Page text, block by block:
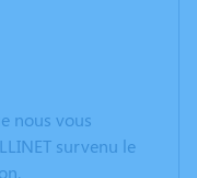
nous vous
survenu le